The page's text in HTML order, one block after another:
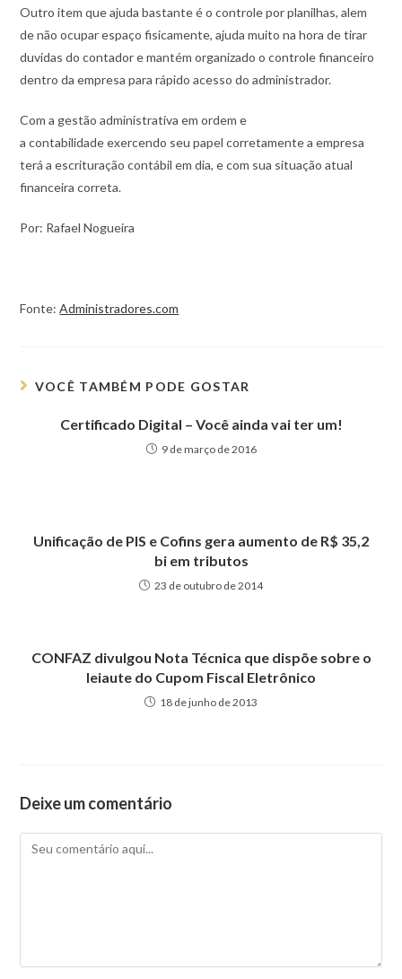
Outro item que ajuda bastante é o controle por planilhas, alem
de não ocupar espaço fisicamente, ajuda muito na hora de tirar
duvidas do contador e mantém organizado o controle financeiro
dentro da empresa para rápido acesso do administrador.
Com a gestão administrativa em ordem e
a contabilidade exercendo seu papel corretamente a empresa
terá a escrituração contábil em dia, e com sua situação atual
financeira correta.
Por: Rafael Nogueira
Fonte:Administradores.com
VOCÊ TAMBÉM PODE GOSTAR
Certificado Digital – Você ainda vai ter um!
9 de março de 2016
Unificação de PIS e Cofins gera aumento de R$ 35,2
bi em tributos
23 de outubro de 2014
CONFAZ divulgou Nota Técnica que dispõe sobre o
leiaute do Cupom Fiscal Eletrônico
18 de junho de 2013
Deixe um comentário